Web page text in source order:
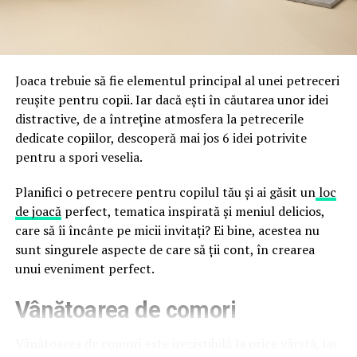
durata de viață a amenajării, indiferent de câte sezoane
false până la tentative de furt al datelor personale și
financiare. Instituția recomandă verificarea atentă a
sursei mesajelor și raportarea incidentelor la numărul
unic 1911.
Campaniile identificate în ultimele săptămâni folosesc
false de streaming, coduri QR malițioase și mesaje care
promit bilete, rambursări, premii sau acces gratuit la
meciuri. FBI a emis în luna mai un avertisment privind
site-urile care clonează platforma oficială prin
modificări minore ale denumirii domeniului, precum
a colecta date personale și bancare.
Joaca trebuie să fie elementul principal al unei petreceri
reușite pentru copii. Iar dacă ești în căutarea unor idei
distractive, de a întreține atmosfera la petrecerile
dedicate copiilor, descoperă mai jos 6 idei potrivite
pentru a spori veselia.
Planifici o petrecere pentru copilul tău și ai găsit unloc
de joacăperfect, tematica inspirată și meniul delicios,
care să îi încânte pe micii invitați? Ei bine, acestea nu
sunt singurele aspecte de care să ții cont, în crearea
unui eveniment perfect.
Vânătoarea de comori